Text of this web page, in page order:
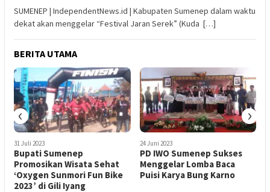
SUMENEP | IndependentNews.id | Kabupaten Sumenep dalam waktu
dekat akan menggelar “Festival Jaran Serek” (Kuda […]
BERITA UTAMA
31 Juli 2023
Bupati Sumenep
Promosikan Wisata Sehat
‘Oxygen Sunmori Fun Bike
2023’ di Gili Iyang
24 Juni 2023
PD IWO Sumenep Sukses
Menggelar Lomba Baca
Puisi Karya Bung Karno
‹ ›